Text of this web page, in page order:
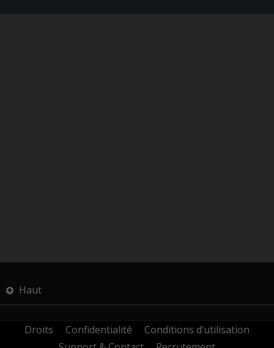
Haut
Droits Confidentialité
Conditions d’utilisation